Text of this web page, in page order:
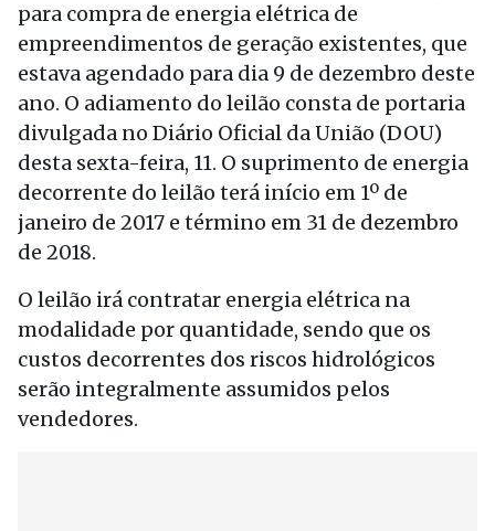
para compra de energia elétrica de
empreendimentos de geração existentes, que
estava agendado para dia 9 de dezembro deste
ano. O adiamento do leilão consta de portaria
divulgada no Diário Oficial da União (DOU)
desta sexta-feira, 11. O suprimento de energia
decorrente do leilão terá início em 1º de
janeiro de 2017 e término em 31 de dezembro
de 2018.
O leilão irá contratar energia elétrica na
modalidade por quantidade, sendo que os
custos decorrentes dos riscos hidrológicos
serão integralmente assumidos pelos
vendedores.